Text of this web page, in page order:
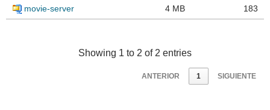
movie-server 4 MB 183
Showing 1 to 2 of 2 entries
ANTERIOR 1 SIGUIENTE